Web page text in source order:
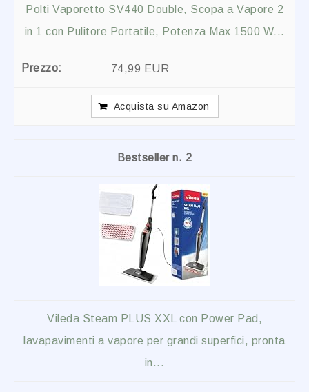
Polti Vaporetto SV440 Double, Scopa a Vapore 2
in 1 con Pulitore Portatile, Potenza Max 1500 W...
74,99 EUR
Acquista su Amazon
2
Vileda Steam PLUS XXL con Power Pad,
lavapavimenti a vapore per grandi superfici, pronta
in...